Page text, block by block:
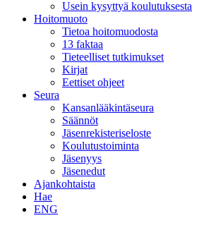
Usein kysyttyä koulutuksesta
Hoitomuoto
Tietoa hoitomuodosta
13 faktaa
Tieteelliset tutkimukset
Kirjat
Eettiset ohjeet
Seura
Kansanlääkintäseura
Säännöt
Jäsenrekisteriseloste
Koulutustoiminta
Jäsenyys
Jäsenedut
Ajankohtaista
Hae
ENG